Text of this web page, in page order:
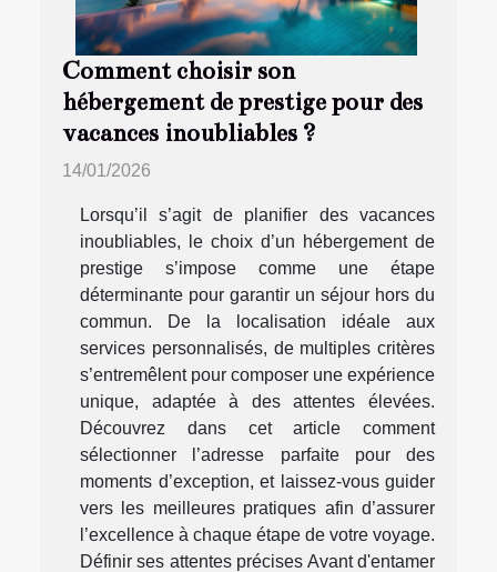
Comment choisir son
hébergement de prestige pour des
vacances inoubliables ?
14/01/2026
Lorsqu’il s’agit de planifier des vacances
inoubliables, le choix d’un hébergement de
prestige s’impose comme une étape
déterminante pour garantir un séjour hors du
commun. De la localisation idéale aux
services personnalisés, de multiples critères
s’entremêlent pour composer une expérience
unique, adaptée à des attentes élevées.
Découvrez dans cet article comment
sélectionner l’adresse parfaite pour des
moments d’exception, et laissez-vous guider
vers les meilleures pratiques afin d’assurer
l’excellence à chaque étape de votre voyage.
Définir ses attentes précises Avant d'entamer